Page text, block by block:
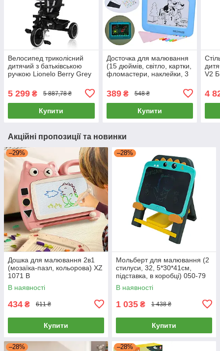
Велосипед триколісний
дитячий з батьківською
ручкою Lionelo Berry Grey
5 299 ₴ 5 887,78 ₴
Купити
Досточка для малювання
(15 дюймів, світло, картки,
фломастери, наклейки, 3
389₴ 548 ₴
Купити
V2
4
Акційні пропозиції та новинки
–29%
Дошка для малювання 2в1
(мозаїка-пазл, кольорова) XZ
1071 B
В наявності
434 ₴ 611 ₴
Купити
–28%
Мольберт для малювання (2
стилуси, 32, 5*30*41см,
підставка, в коробці) 050-79
В наявності
1 035 ₴ 1 438 ₴
Купити
–28% –28%